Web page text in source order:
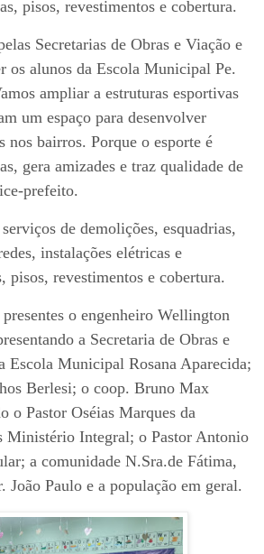
pisos, revestimentos e cobertura.
Secretarias de Obras e Viação e
os alunos da Escola Municipal Pe.
ampliar a estruturas esportivas
um espaço para desenvolver
nos bairros. Porque o esporte é
gera amizades e traz qualidade de
prefeito.
de demolições, esquadrias,
instalações elétricas e
pisos, revestimentos e cobertura.
o engenheiro Wellington
a Secretaria de Obras e
Escola Municipal Rosana Aparecida;
Berlesi; o coop. Bruno Max
o Pastor Oséias Marques da
Ministério Integral; o Pastor Antonio
a comunidade N.Sra.de Fátima,
João Paulo e a população em geral.